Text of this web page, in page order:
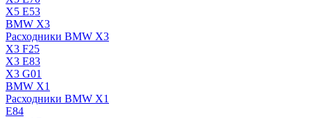
X5 E53
BMW X3
Расходники BMW X3
X3 F25
X3 E83
X3 G01
BMW X1
Расходники BMW X1
E84